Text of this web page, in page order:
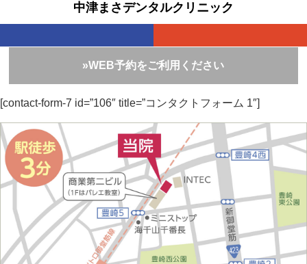
中津まさデンタルクリニック
»WEB予約をご利用ください
[contact-form-7 id=”106″ title=”コンタクトフォーム 1″]